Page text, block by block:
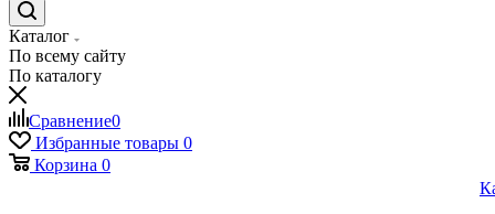
Каталог
По всему сайту
По каталогу
Сравнение0
Избранные товары 0
Корзина 0